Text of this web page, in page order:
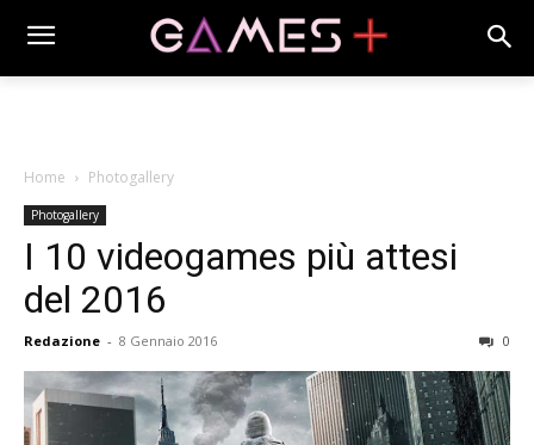
Home Photogallery
Photogallery
I 10 videogames più attesi
del 2016
Redazione - 8 Gennaio 2016 0